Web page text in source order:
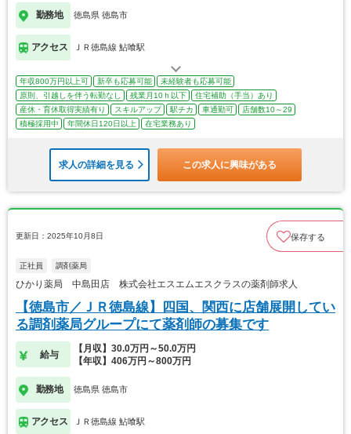
勤務地 徳島県 徳島市
アクセス ＪＲ徳島線 鮎喰駅
年収800万円以上可 新卒も応募可能
未経験者も応募可能
原則、引越しを伴う転勤なし
残業月10ｈ以下
住宅補助（手当）あり
産休・育休取得実績有り
スキルアップ 駅チカ 車通勤可
店舗数10～29
積極採用中
年間休日120日以上 在宅業務あり
求人の詳細を見る この求人に興味がある
更新日：2025年10月8日 保存する
正社員 調剤薬局
ひかり薬局 中島田店 株式会社エスエムエスクラスの薬剤師求人
【徳島市／ＪＲ徳島線】四国、関西に店舗展開してい
る調剤薬局グループにて薬剤師の募集です
給与
【月収】30.0万円～50.0万円
【年収】406万円～800万円
勤務地 徳島県 徳島市
アクセス ＪＲ徳島線 鮎喰駅